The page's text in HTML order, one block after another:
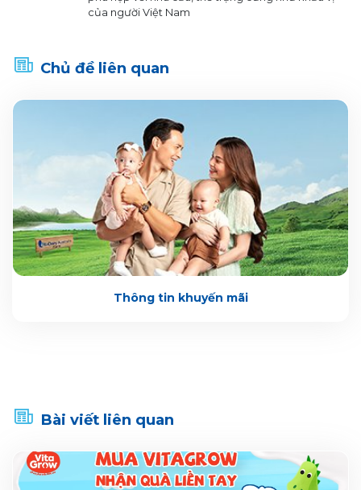
của người Việt Nam
Chủ đề liên quan
Thông tin khuyến mãi
Bài viết liên quan